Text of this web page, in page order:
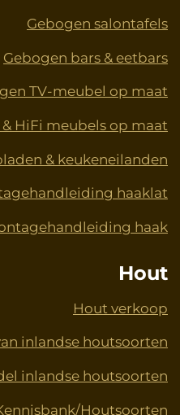
Gebogen salontafels
Gebogen bars & eetbars
TV-meubel op maat
HiFi meubels op maat
& keukeneilanden
haaklat
haak
Hout
Hout verkoop
inlandse houtsoorten
inlandse houtsoorten
Houtsoorten